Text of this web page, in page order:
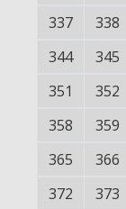
337
338
344
345
351
352
358
359
365
366
372
373